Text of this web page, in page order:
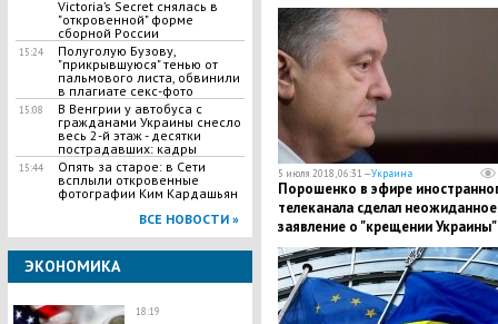
Victoria’s Secret снялась в
"откровенной" форме
сборной России
15:24
Полуголую Бузову,
"прикрывшуюся" тенью от
пальмового листа, обвинили
в плагиате секс-фото
15:08
В Венгрии у автобуса с
гражданами Украины снесло
весь 2-й этаж - десятки
пострадавших: кадры
15:44
Опять за старое: в Сети
всплыли откровенные
фотографии Ким Кардашьян
ВСЕ НОВОСТИ »
ЭКОНОМИКА
18:19
5 июля 2018, 06:31 —Украина
Порошенко в эфире
телеканала сделал неожиданное
заявление о "крещении Украины"